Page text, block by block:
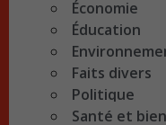
Économie
Éducation
Faits divers
Politique
Santé et